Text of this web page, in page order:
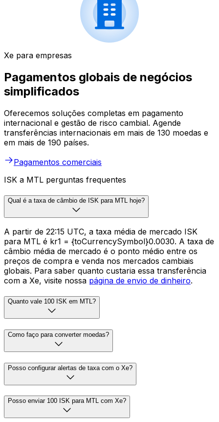
Xe para empresas
Pagamentos globais de negócios
simplificados
Oferecemos soluções completas em pagamento
internacional e gestão de risco cambial. Agende
transferências internacionais em mais de 130 moedas e
em mais de 190 países.
Pagamentos comerciais
ISK a MTL perguntas frequentes
Qual é a taxa de câmbio de ISK para MTL hoje?
A partir de 22:15 UTC, a taxa média de mercado ISK
para MTL é kr1 = {toCurrencySymbol}0.0030. A taxa de
câmbio média de mercado é o ponto médio entre os
preços de compra e venda nos mercados cambiais
globais. Para saber quanto custaria essa transferência
com a Xe, visite nossa página de envio de dinheiro.
Quanto vale 100 ISK em MTL?
Como faço para converter moedas?
Posso configurar alertas de taxa com o Xe?
Posso enviar 100 ISK para MTL com Xe?